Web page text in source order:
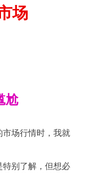
场
尬
场行情时，我就
别了解，但想必